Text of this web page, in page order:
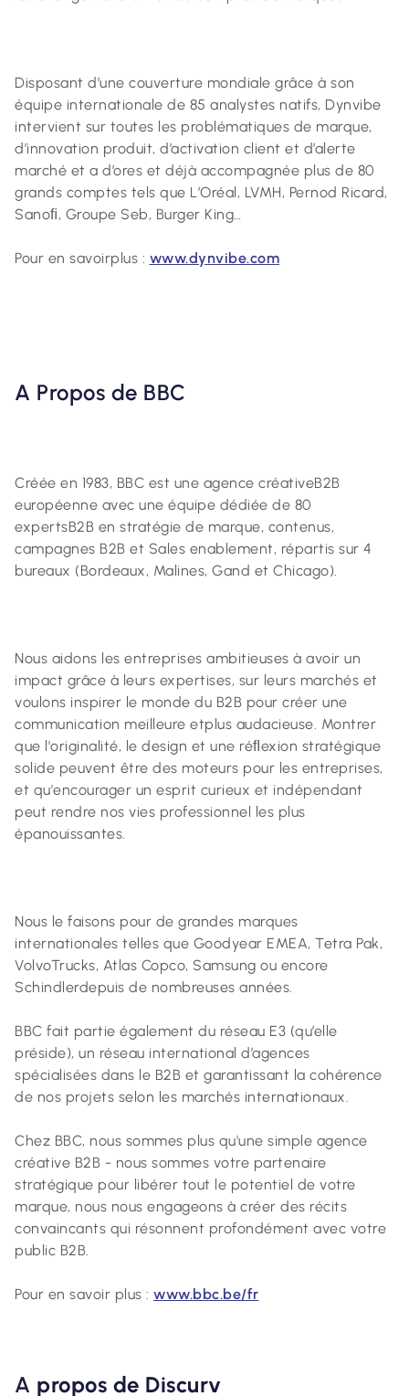
Disposant d’une couverture mondiale grâce à son
équipe internationale de 85 analystes natifs, Dynvibe
intervient sur toutes les problématiques de marque,
d’innovation produit, d’activation client et d’alerte
marché et a d’ores et déjà accompagnée plus de 80
grands comptes tels que L’Oréal, LVMH, Pernod Ricard,
Sanoﬁ, Groupe Seb, Burger King…
Pour en savoirplus : www.dynvibe.com
A Propos de BBC
Créée en 1983, BBC est une agence créativeB2B
européenne avec une équipe dédiée de 80
expertsB2B en stratégie de marque, contenus,
campagnes B2B et Sales enablement, répartis sur 4
bureaux (Bordeaux, Malines, Gand et Chicago).
Nous aidons les entreprises ambitieuses à avoir un
impact grâce à leurs expertises, sur leurs marchés et
voulons inspirer le monde du B2B pour créer une
communication meilleure etplus audacieuse. Montrer
que l'originalité, le design et une réﬂexion stratégique
solide peuvent être des moteurs pour les entreprises,
et qu'encourager un esprit curieux et indépendant
peut rendre nos vies professionnel les plus
épanouissantes.
Nous le faisons pour de grandes marques
internationales telles que Goodyear EMEA, Tetra Pak,
VolvoTrucks, Atlas Copco, Samsung ou encore
Schindlerdepuis de nombreuses années.
BBC fait partie également du réseau E3 (qu’elle
préside), un réseau international d’agences
spécialisées dans le B2B et garantissant la cohérence
de nos projets selon les marchés internationaux.
Chez BBC, nous sommes plus qu'une simple agence
créative B2B - nous sommes votre partenaire
stratégique pour libérer tout le potentiel de votre
marque, nous nous engageons à créer des récits
convaincants qui résonnent profondément avec votre
public B2B.
Pour en savoir plus : www.bbc.be/fr
A propos de Discurv